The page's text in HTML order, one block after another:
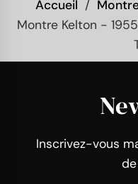
Accueil
Montre Kelton -
Inscrivez-vous